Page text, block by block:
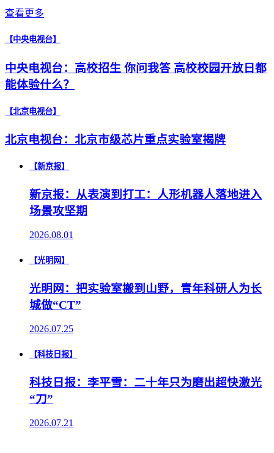
查看更多
【中央电视台】
中央电视台：高校招生 你问我答 高校校园开放日都
能体验什么？
【北京电视台】
北京电视台：北京市级芯片重点实验室揭牌
【新京报】
新京报：从表演到打工：人形机器人落地进入
场景攻坚期
2026.08.01
【光明网】
光明网：把实验室搬到山野，青年科研人为长
城做“CT”
2026.07.25
【科技日报】
科技日报：李平雪：二十年只为磨出超快激光
“刀”
2026.07.21